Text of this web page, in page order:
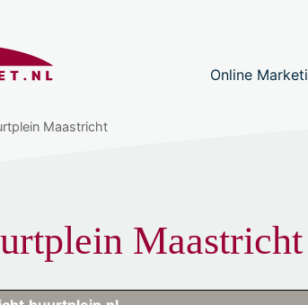
Online
Maastricht
Maastricht